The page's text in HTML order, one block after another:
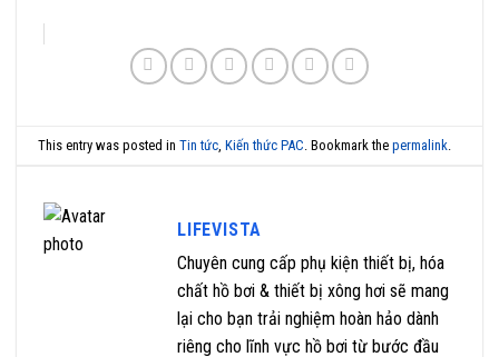
This entry was posted inTin tức ,Kiến thức PAC . Bookmark thepermalink
LIFEVISTA
Chuyên cung cấp phụ kiện thiết bị, hóa
chất hồ bơi & thiết bị xông hơi sẽ mang
lại cho bạn trải nghiệm hoàn hảo dành
riêng cho lĩnh vực hồ bơi từ bước đầu